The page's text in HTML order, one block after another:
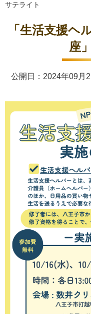
サテライト
「生活支援ヘ
座
公開日：2024年09月